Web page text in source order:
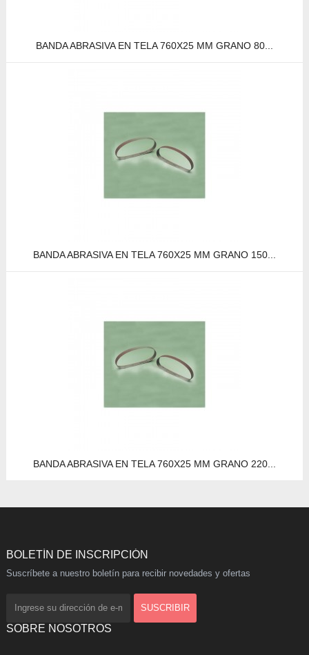
BANDA ABRASIVA EN TELA 760X25 MM GRANO 80...
BANDA ABRASIVA EN TELA 760X25 MM GRANO 150...
BANDA ABRASIVA EN TELA 760X25 MM GRANO 220...
BOLETÍN DE INSCRIPCIÓN
Suscríbete a nuestro boletín para recibir novedades y ofertas
SOBRE NOSOTROS